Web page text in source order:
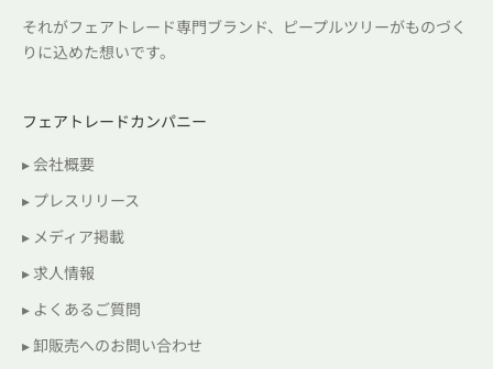
それがフェアトレード専門ブランド、ピープルツリーがものづく
りに込めた想いです。
フェアトレードカンパニー
▸ 会社概要
▸ プレスリリース
▸ メディア掲載
▸ 求人情報
▸ よくあるご質問
▸ 卸販売へのお問い合わせ